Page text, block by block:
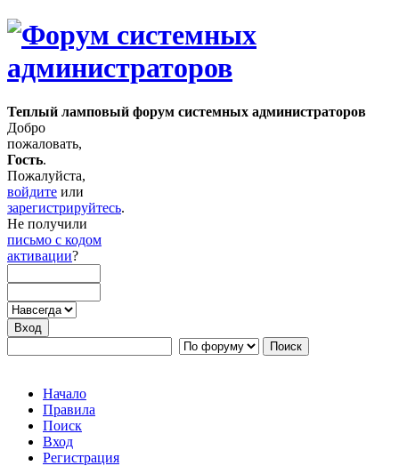
Теплый ламповый форум системных администраторов
Добро
пожаловать,
Гость.
Пожалуйста,
войдите или
зарегистрируйтесь.
Не получили
письмо с кодом
активации?
Начало
Правила
Поиск
Вход
Регистрация